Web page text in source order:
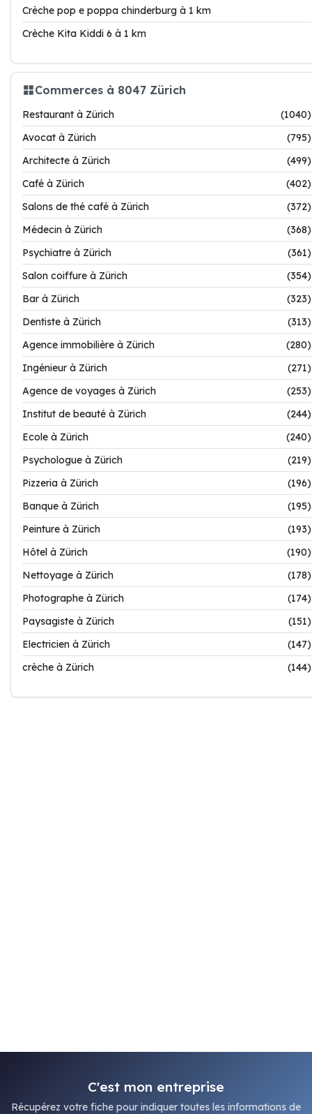
Crèche pop e poppa chinderburg à 1 km
Crèche Kita Kiddi 6 à 1 km
Commerces à 8047 Zürich
Restaurant à Zürich
(1040)
Avocat à Zürich
(795)
Architecte à Zürich
(499)
Café à Zürich
(402)
Salons de thé café à Zürich
(372)
Médecin à Zürich
(368)
Psychiatre à Zürich
(361)
Salon coiffure à Zürich
(354)
Bar à Zürich
(323)
Dentiste à Zürich
(313)
Agence immobilière à Zürich
(280)
Ingénieur à Zürich
(271)
Agence de voyages à Zürich
(253)
Institut de beauté à Zürich
(244)
Ecole à Zürich
(240)
Psychologue à Zürich
(219)
Pizzeria à Zürich
(196)
Banque à Zürich
(195)
Peinture à Zürich
(193)
Hôtel à Zürich
(190)
Nettoyage à Zürich
(178)
Photographe à Zürich
(174)
Paysagiste à Zürich
(151)
Electricien à Zürich
(147)
crèche à Zürich
(144)
C'est mon entreprise
Récupérez votre fiche pour indiquer toutes les informations de